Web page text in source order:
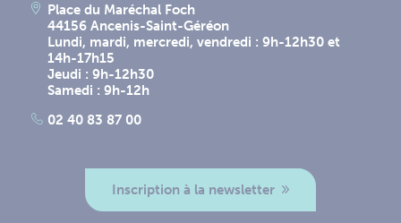
Place du Maréchal Foch
44156 Ancenis-Saint-Géréon
Lundi, mardi, mercredi, vendredi : 9h-12h30 et
14h-17h15
Jeudi : 9h-12h30
Samedi : 9h-12h
02 40 83 87 00
Inscription à la newsletter